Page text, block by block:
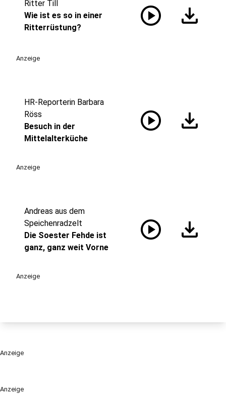
Anzeige
Ritter Till
Wie ist es so in einer
Ritterrüstung?
play_circle download
Anzeige
HR-Reporterin Barbara
Röss
Besuch in der
Mittelalterküche
play_circle download
Anzeige
Andreas aus dem
Speichenradzelt
Die Soester Fehde ist
ganz, ganz weit Vorne
play_circle download
Anzeige
Anzeige